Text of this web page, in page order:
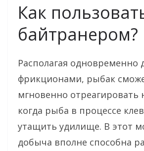
Как
байтранером?
Располагая одновременно
фрикционами, рыбак
мгновенно отреагировать
когда рыба в процессе
утащить удилище. В этот
добыча вполне способна